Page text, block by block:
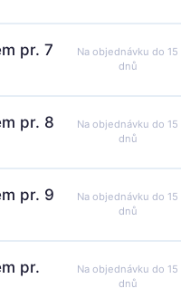
pr. 7
Na objednávku do 15
dnů
pr. 8
Na objednávku do 15
dnů
pr. 9
Na objednávku do 15
dnů
pr.
Na objednávku do 15
dnů